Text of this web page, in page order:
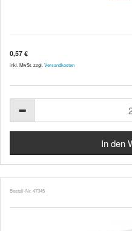
0,57 €
inkl. MwSt. zzgl. Versandkosten
Bestell-Nr. 47345